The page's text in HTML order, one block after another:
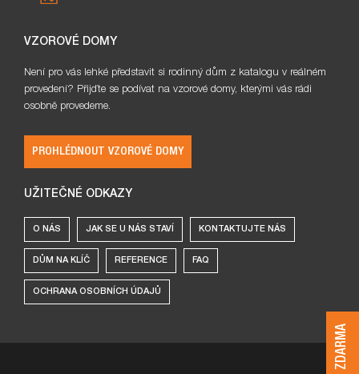
VZOROVÉ DOMY
Není pro vás lehké představit si rodinný dům z katalogu v reálném
provedení? Přijďte se podívat na vzorové domy, kterými vás rádi
osobně provedeme.
PROHLÉDNOUT VZOROVÉ DOMY
UŽITEČNÉ ODKAZY
O NÁS JAK SE U NÁS STAVÍ KONTAKTUJTE NÁS
DŮM NA KLÍČ REFERENCE FAQ
OCHRANA OSOBNÍCH ÚDAJŮ